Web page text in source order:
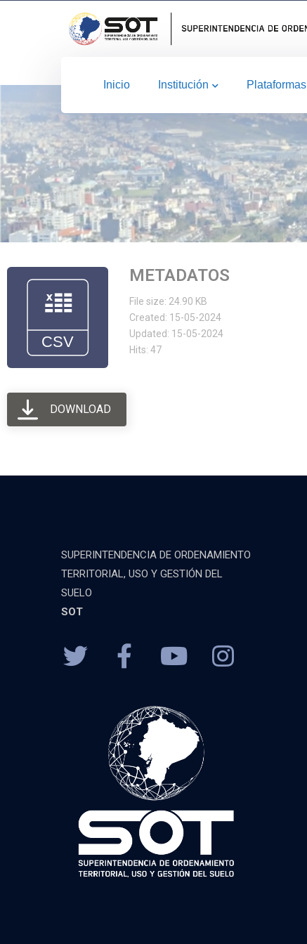
Inicio Institución Plataformas
METADATOS
File size: 24.90 KB
Created: 15-05-2024
Updated: 15-05-2024
Hits: 47
DOWNLOAD
SUPERINTENDENCIA DE ORDENAMIENTO
TERRITORIAL, USO Y GESTIÓN DEL
SUELO
SOT